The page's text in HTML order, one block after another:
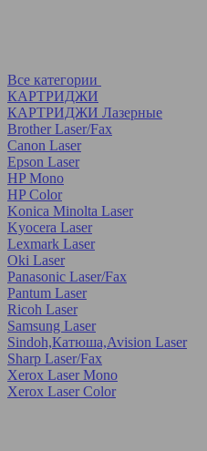
Все категории
КАРТРИДЖИ
КАРТРИДЖИ Лазерные
Brother Laser/Fax
Canon Laser
Epson Laser
HP Mono
HP Color
Konica Minolta Laser
Kyocera Laser
Lexmark Laser
Oki Laser
Panasonic Laser/Fax
Pantum Laser
Ricoh Laser
Samsung Laser
Sindoh,Катюша,Avision Laser
Sharp Laser/Fax
Xerox Laser Mono
Xerox Laser Color